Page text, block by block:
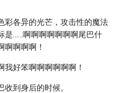
彩各异的光芒，攻击性的魔法
是……啊啊啊啊啊啊啊尾巴什
啊啊啊啊！
好笨啊啊啊啊啊啊！
到身后的时候。